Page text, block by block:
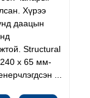
Хүрээ
даацын
Structural
240 x 65 мм-
...